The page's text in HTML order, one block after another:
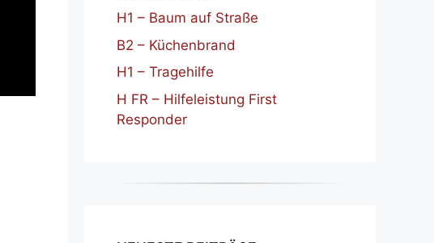
H1 – Baum auf Straße
B2 – Küchenbrand
H1 – Tragehilfe
H FR – Hilfeleistung First
Responder